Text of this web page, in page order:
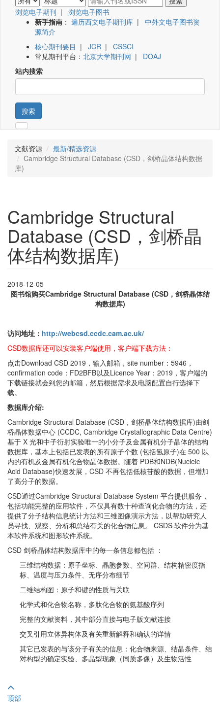
浏览电子期刊 | 浏览电子图书
新手指南 ： 遍历西文电子期刊库 | 中外文电子图书资
源简介
核心期刊要目 | JCR | CSSCI
常见期刊平台： 北京大学期刊网 | DOAJ
站内搜索
搜索
文献资源
最新/精选资源
Cambridge Structural Database (CSD，剑桥晶体结构数据
库)
Cambridge Structural
Database (CSD，剑桥晶
体结构数据库)
2018-12-05
图书馆购买Cambridge Structural Database (CSD，剑桥晶体结
构数据库)
访问地址： http://webcsd.ccdc.cam.ac.uk/
CSD数据库还可以安装客户端使用，客户端下载方法：
点击Download CSD 2019，输入邮箱，site number：5946，
confirmation code：FD2BFB以及Licence Year：2019，客户端的
下载链接就会到您的邮箱，然后根据需求及电脑配置自行选择下
载。
数据库介绍:
Cambridge Structural Database (CSD，剑桥晶体结构数据库)由剑
桥晶体数据中心 (CCDC, Cambridge Crystallographic Data Centre)
基于 X 光和中子衍射实验唯一的小分子及金属有机分子晶体的结构
数据库，基本上包括已发表的所有原子个数 (包括氢原子)在 500 以
内的有机及金属有机化合物晶体数据。随着 PDB和NDB(Nucleic
Acid Database)快速发展，CSD 不再包括低核苷酸的数据，但增加
了高分子的数据。
CSD通过Cambridge Structural Database System 平台提供服务，
包括功能完整的应用软件，不仅具有数十种查询化合物的方法，还
提供了分子结构信息统计方法和三维图像演示方法，以帮助研究人
员寻找、观察、分析和总结有关的化合物信息。 CSDS 软件分为基
本软件系统和图形软件系统。
CSD 剑桥晶体结构数据库中的每一条信息都包括 ：
三维结构数据：原子坐标、晶胞参数、空间群、结构精密度指
标、温度与压力条件、无序分布细节
二维结构图：原子和键的性质与关联
化学式和化合物名称，多肽化合物的氨基酸序列
完整的文献资料，其中部分直接与电子版文献连接
交叉引用立体异构体及有关重新解释和确认的详情
其它已发表的与该分子有关的信息：化合物来源、结晶条件、结
对构型的确定实验、多晶型现象（同质多像）及生物活性
顶部